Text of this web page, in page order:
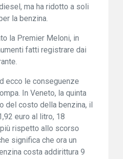
ma ha ridotto a soli
la benzina.
la Premier Meloni, in
fatti registrare dai
ecco le conseguenze
In Veneto, la quinta
del costo della benzina, il
euro al litro, 18
rispetto allo scorso
significa che ora un
costa addirittura 9